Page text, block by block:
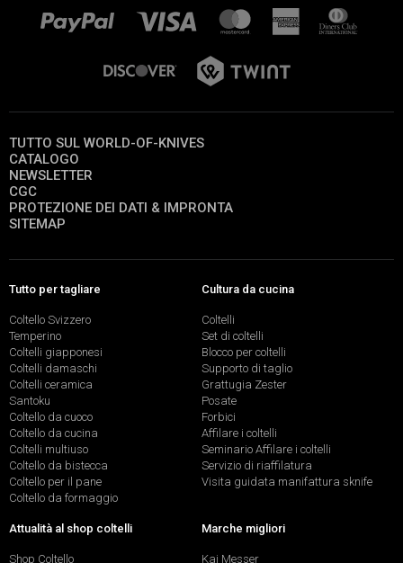
TUTTO SUL WORLD-OF-KNIVES
CATALOGO
NEWSLETTER
CGC
PROTEZIONE DEI DATI & IMPRONTA
SITEMAP
Tutto per tagliare
Coltello Svizzero
Temperino
Coltelli giapponesi
Coltelli damaschi
Coltelli ceramica
Santoku
Coltello da cuoco
Coltello da cucina
Coltelli multiuso
Coltello da bistecca
Coltello per il pane
Coltello da formaggio
Cultura da cucina
Coltelli
Set di coltelli
Blocco per coltelli
Supporto di taglio
Grattugia Zester
Posate
Forbici
Affilare i coltelli
Seminario Affilare i coltelli
Servizio di riaffilatura
Visita guidata manifattura sknife
Attualità al shop coltelli
Shop Coltello
Marche migliori
Kai Messer